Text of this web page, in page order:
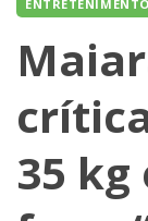
ENTRETENIMENTO
35 kg